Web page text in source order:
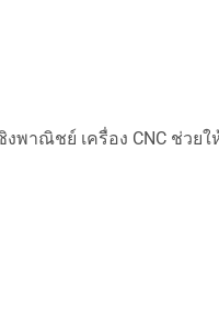
พาณิชย์ เครื่อง CNC ช่วยใ